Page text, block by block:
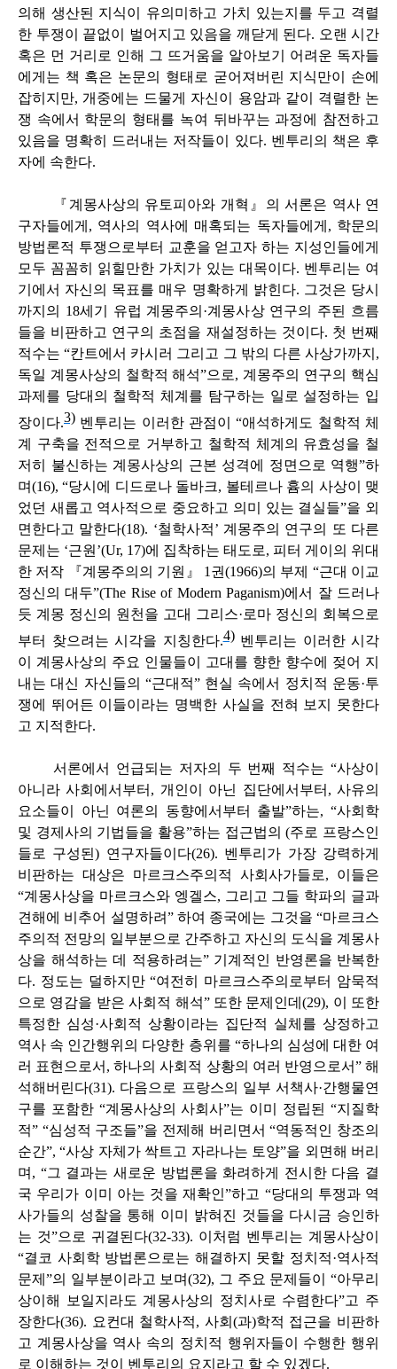
의해 생산된 지식이 유의미하고 가치 있는지를 두고 격렬
한 투쟁이 끝없이 벌어지고 있음을 깨닫게 된다. 오랜 시간
혹은 먼 거리로 인해 그 뜨거움을 알아보기 어려운 독자들
에게는 책 혹은 논문의 형태로 굳어져버린 지식만이 손에
잡히지만, 개중에는 드물게 자신이 용암과 같이 격렬한 논
쟁 속에서 학문의 형태를 녹여 뒤바꾸는 과정에 참전하고
있음을 명확히 드러내는 저작들이 있다. 벤투리의 책은 후
자에 속한다.
『계몽사상의 유토피아와 개혁』의 서론은 역사 연
구자들에게, 역사의 역사에 매혹되는 독자들에게, 학문의
방법론적 투쟁으로부터 교훈을 얻고자 하는 지성인들에게
모두 꼼꼼히 읽힐만한 가치가 있는 대목이다. 벤투리는 여
기에서 자신의 목표를 매우 명확하게 밝힌다. 그것은 당시
까지의 18세기 유럽 계몽주의·계몽사상 연구의 주된 흐름
들을 비판하고 연구의 초점을 재설정하는 것이다. 첫 번째
적수는 “칸트에서 카시러 그리고 그 밖의 다른 사상가까지,
독일 계몽사상의 철학적 해석”으로, 계몽주의 연구의 핵심
과제를 당대의 철학적 체계를 탐구하는 일로 설정하는 입
장이다.3) 벤투리는 이러한 관점이 “애석하게도 철학적 체
계 구축을 전적으로 거부하고 철학적 체계의 유효성을 철
저히 불신하는 계몽사상의 근본 성격에 정면으로 역행”하
며(16), “당시에 디드로나 돌바크, 볼테르나 흄의 사상이 맺
었던 새롭고 역사적으로 중요하고 의미 있는 결실들”을 외
면한다고 말한다(18). ‘철학사적’ 계몽주의 연구의 또 다른
문제는 ‘근원’(Ur, 17)에 집착하는 태도로, 피터 게이의 위대
한 저작 『계몽주의의 기원』 1권(1966)의 부제 “근대 이교
정신의 대두”(The Rise of Modern Paganism)에서 잘 드러나
듯 계몽 정신의 원천을 고대 그리스·로마 정신의 회복으로
부터 찾으려는 시각을 지칭한다.4) 벤투리는 이러한 시각
이 계몽사상의 주요 인물들이 고대를 향한 향수에 젖어 지
내는 대신 자신들의 “근대적” 현실 속에서 정치적 운동·투
쟁에 뛰어든 이들이라는 명백한 사실을 전혀 보지 못한다
고 지적한다.
서론에서 언급되는 저자의 두 번째 적수는 “사상이
아니라 사회에서부터, 개인이 아닌 집단에서부터, 사유의
요소들이 아닌 여론의 동향에서부터 출발”하는, “사회학
및 경제사의 기법들을 활용”하는 접근법의 (주로 프랑스인
들로 구성된) 연구자들이다(26). 벤투리가 가장 강력하게
비판하는 대상은 마르크스주의적 사회사가들로, 이들은
“계몽사상을 마르크스와 엥겔스, 그리고 그들 학파의 글과
견해에 비추어 설명하려” 하여 종국에는 그것을 “마르크스
주의적 전망의 일부분으로 간주하고 자신의 도식을 계몽사
상을 해석하는 데 적용하려는” 기계적인 반영론을 반복한
다. 정도는 덜하지만 “여전히 마르크스주의로부터 암묵적
으로 영감을 받은 사회적 해석” 또한 문제인데(29), 이 또한
특정한 심성·사회적 상황이라는 집단적 실체를 상정하고
역사 속 인간행위의 다양한 층위를 “하나의 심성에 대한 여
러 표현으로서, 하나의 사회적 상황의 여러 반영으로서” 해
석해버린다(31). 다음으로 프랑스의 일부 서책사·간행물연
구를 포함한 “계몽사상의 사회사”는 이미 정립된 “지질학
적” “심성적 구조들”을 전제해 버리면서 “역동적인 창조의
순간”, “사상 자체가 싹트고 자라나는 토양”을 외면해 버리
며, “그 결과는 새로운 방법론을 화려하게 전시한 다음 결
국 우리가 이미 아는 것을 재확인”하고 “당대의 투쟁과 역
사가들의 성찰을 통해 이미 밝혀진 것들을 다시금 승인하
는 것”으로 귀결된다(32-33). 이처럼 벤투리는 계몽사상이
“결코 사회학 방법론으로는 해결하지 못할 정치적·역사적
문제”의 일부분이라고 보며(32), 그 주요 문제들이 “아무리
상이해 보일지라도 계몽사상의 정치사로 수렴한다”고 주
장한다(36). 요컨대 철학사적, 사회(과)학적 접근을 비판하
고 계몽사상을 역사 속의 정치적 행위자들이 수행한 행위
로 이해하는 것이 벤투리의 요지라고 할 수 있겠다.